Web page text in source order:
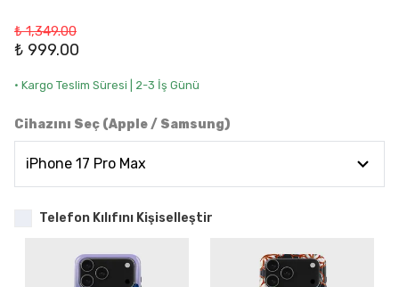
₺ 1,349.00
₺ 999.00
• Kargo Teslim Süresi | 2-3 İş Günü
Cihazını Seç (Apple / Samsung)
Telefon Kılıfını Kişiselleştir